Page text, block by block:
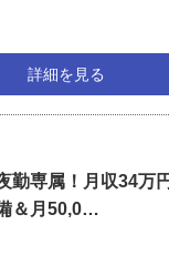
詳細を見る
勤専属！月収34万
＆月50,0…